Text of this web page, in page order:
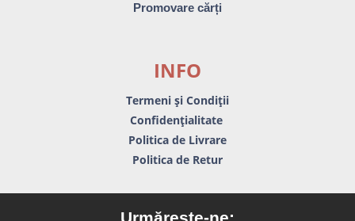
Promovare cărți
INFO
Termeni și Condiții
Confidențialitate
Politica de Livrare
Politica de Retur